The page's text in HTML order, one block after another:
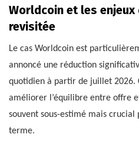
Worldcoin et les
revisitée
Le cas Worldcoin est
annoncé une réduction
quotidien à partir de juillet 2026.
améliorer l’équilibre entre offre
souvent sous-estimé mais
terme.